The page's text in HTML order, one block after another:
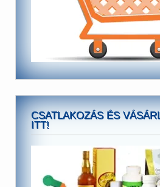
CSATLAKOZÁS ÉS
ITT!